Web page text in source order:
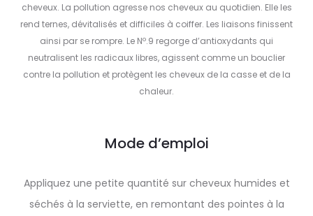
cheveux. La pollution agresse nos cheveux au quotidien. Elle les
rend ternes, dévitalisés et difficiles à coiffer. Les liaisons finissent
ainsi par se rompre. Le Nº.9 regorge d’antioxydants qui
neutralisent les radicaux libres, agissent comme un bouclier
contre la pollution et protègent les cheveux de la casse et de la
chaleur.
Mode d’emploi
Appliquez une petite quantité sur cheveux humides et
séchés à la serviette, en remontant des pointes à la